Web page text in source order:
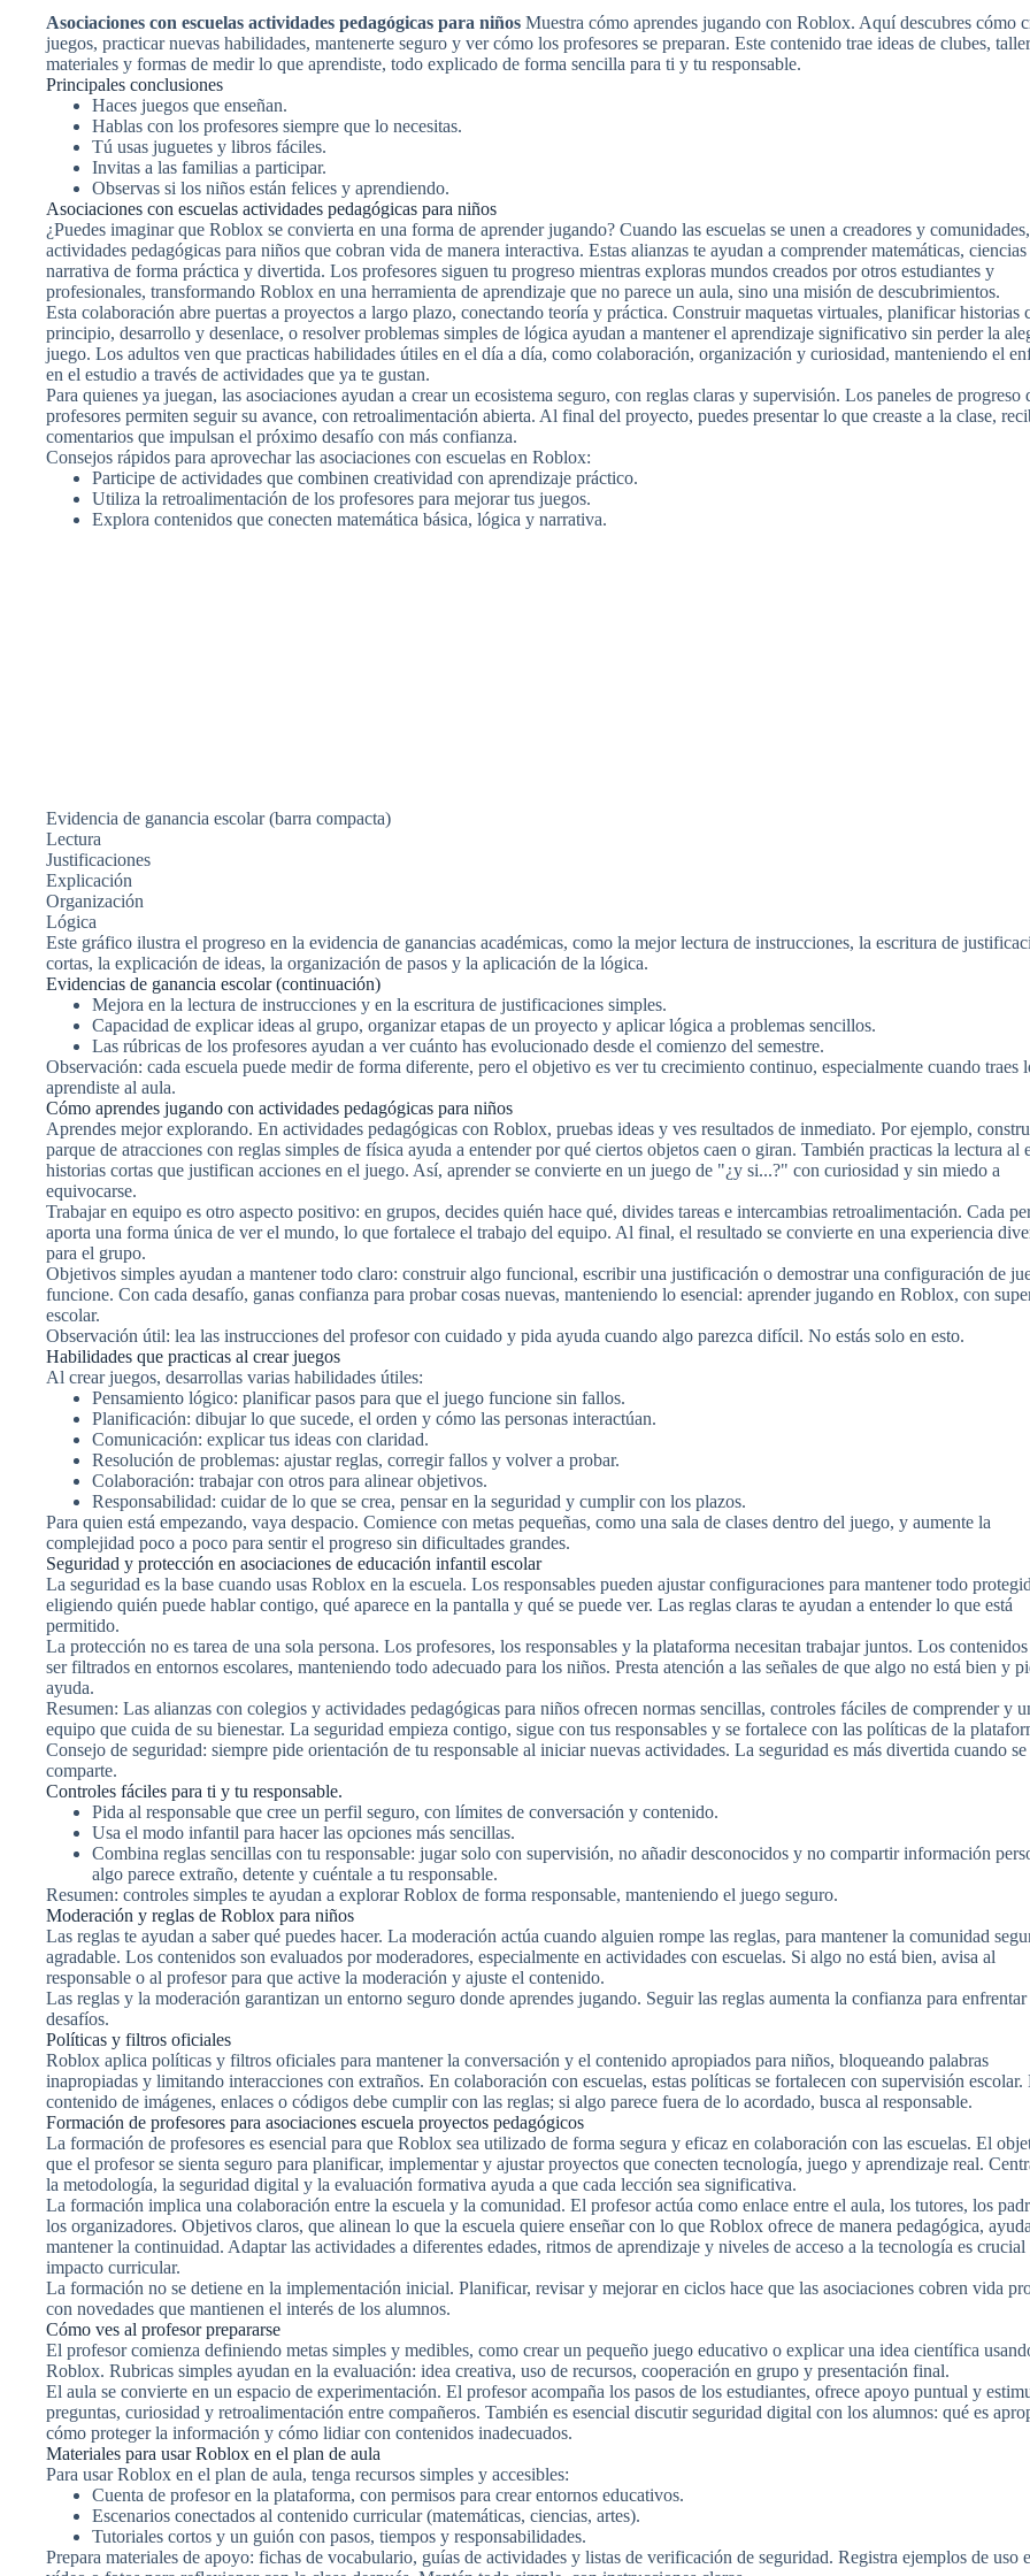
de
Asociaciones con escuelas actividades pedagógicas para niños Muestra cómo aprendes jugando con Roblox. Aquí descubres cómo
juegos, practicar nuevas habilidades, mantenerte seguro y ver cómo los profesores se preparan. Este contenido trae ideas de clubes,
materiales y formas de medir lo que aprendiste, todo explicado de forma sencilla para ti y tu responsable.
Principales conclusiones
Haces juegos que enseñan.
Hablas con los profesores siempre que lo necesitas.
Tú usas juguetes y libros fáciles.
Invitas a las familias a participar.
Observas si los niños están felices y aprendiendo.
Asociaciones con escuelas actividades pedagógicas para niños
¿Puedes imaginar que Roblox se convierta en una forma de aprender jugando? Cuando las escuelas se unen a creadores y
actividades pedagógicas para niños que cobran vida de manera interactiva. Estas alianzas te ayudan a comprender matemáticas,
narrativa de forma práctica y divertida. Los profesores siguen tu progreso mientras exploras mundos creados por otros estudiantes y
profesionales, transformando Roblox en una herramienta de aprendizaje que no parece un aula, sino una misión de descubrimientos.
Esta colaboración abre puertas a proyectos a largo plazo, conectando teoría y práctica. Construir maquetas virtuales, planificar historias
principio, desarrollo y desenlace, o resolver problemas simples de lógica ayudan a mantener el aprendizaje significativo sin perder la
juego. Los adultos ven que practicas habilidades útiles en el día a día, como colaboración, organización y curiosidad, manteniendo el
en el estudio a través de actividades que ya te gustan.
Para quienes ya juegan, las asociaciones ayudan a crear un ecosistema seguro, con reglas claras y supervisión. Los paneles de progreso
profesores permiten seguir su avance, con retroalimentación abierta. Al final del proyecto, puedes presentar lo que creaste a la clase,
comentarios que impulsan el próximo desafío con más confianza.
Consejos rápidos para aprovechar las asociaciones con escuelas en Roblox:
Participe de actividades que combinen creatividad con aprendizaje práctico.
Utiliza la retroalimentación de los profesores para mejorar tus juegos.
Explora contenidos que conecten matemática básica, lógica y narrativa.
Evidencia de ganancia escolar (barra compacta)
Lectura
Justificaciones
Explicación
Organización
Lógica
Este gráfico ilustra el progreso en la evidencia de ganancias académicas, como la mejor lectura de instrucciones, la escritura de
cortas, la explicación de ideas, la organización de pasos y la aplicación de la lógica.
Evidencias de ganancia escolar (continuación)
Mejora en la lectura de instrucciones y en la escritura de justificaciones simples.
Capacidad de explicar ideas al grupo, organizar etapas de un proyecto y aplicar lógica a problemas sencillos.
Las rúbricas de los profesores ayudan a ver cuánto has evolucionado desde el comienzo del semestre.
Observación: cada escuela puede medir de forma diferente, pero el objetivo es ver tu crecimiento continuo, especialmente cuando traes
aprendiste al aula.
Cómo aprendes jugando con actividades pedagógicas para niños
Aprendes mejor explorando. En actividades pedagógicas con Roblox, pruebas ideas y ves resultados de inmediato. Por ejemplo,
parque de atracciones con reglas simples de física ayuda a entender por qué ciertos objetos caen o giran. También practicas la lectura al
historias cortas que justifican acciones en el juego. Así, aprender se convierte en un juego de "¿y si...?" con curiosidad y sin miedo a
equivocarse.
Trabajar en equipo es otro aspecto positivo: en grupos, decides quién hace qué, divides tareas e intercambias retroalimentación. Cada
aporta una forma única de ver el mundo, lo que fortalece el trabajo del equipo. Al final, el resultado se convierte en una experiencia
para el grupo.
Objetivos simples ayudan a mantener todo claro: construir algo funcional, escribir una justificación o demostrar una configuración de
funcione. Con cada desafío, ganas confianza para probar cosas nuevas, manteniendo lo esencial: aprender jugando en Roblox, con
escolar.
Observación útil: lea las instrucciones del profesor con cuidado y pida ayuda cuando algo parezca difícil. No estás solo en esto.
Habilidades que practicas al crear juegos
Al crear juegos, desarrollas varias habilidades útiles:
Pensamiento lógico: planificar pasos para que el juego funcione sin fallos.
Planificación: dibujar lo que sucede, el orden y cómo las personas interactúan.
Comunicación: explicar tus ideas con claridad.
Resolución de problemas: ajustar reglas, corregir fallos y volver a probar.
Colaboración: trabajar con otros para alinear objetivos.
Responsabilidad: cuidar de lo que se crea, pensar en la seguridad y cumplir con los plazos.
Para quien está empezando, vaya despacio. Comience con metas pequeñas, como una sala de clases dentro del juego, y aumente la
complejidad poco a poco para sentir el progreso sin dificultades grandes.
Seguridad y protección en asociaciones de educación infantil escolar
La seguridad es la base cuando usas Roblox en la escuela. Los responsables pueden ajustar configuraciones para mantener todo
eligiendo quién puede hablar contigo, qué aparece en la pantalla y qué se puede ver. Las reglas claras te ayudan a entender lo que está
permitido.
La protección no es tarea de una sola persona. Los profesores, los responsables y la plataforma necesitan trabajar juntos. Los contenidos
ser filtrados en entornos escolares, manteniendo todo adecuado para los niños. Presta atención a las señales de que algo no está bien y
ayuda.
Resumen: Las alianzas con colegios y actividades pedagógicas para niños ofrecen normas sencillas, controles fáciles de comprender y
equipo que cuida de su bienestar. La seguridad empieza contigo, sigue con tus responsables y se fortalece con las políticas de la
Consejo de seguridad: siempre pide orientación de tu responsable al iniciar nuevas actividades. La seguridad es más divertida cuando se
comparte.
Controles fáciles para ti y tu responsable.
Pida al responsable que cree un perfil seguro, con límites de conversación y contenido.
Usa el modo infantil para hacer las opciones más sencillas.
Combina reglas sencillas con tu responsable: jugar solo con supervisión, no añadir desconocidos y no compartir información
algo parece extraño, detente y cuéntale a tu responsable.
Resumen: controles simples te ayudan a explorar Roblox de forma responsable, manteniendo el juego seguro.
Moderación y reglas de Roblox para niños
Las reglas te ayudan a saber qué puedes hacer. La moderación actúa cuando alguien rompe las reglas, para mantener la comunidad
agradable. Los contenidos son evaluados por moderadores, especialmente en actividades con escuelas. Si algo no está bien, avisa al
responsable o al profesor para que active la moderación y ajuste el contenido.
Las reglas y la moderación garantizan un entorno seguro donde aprendes jugando. Seguir las reglas aumenta la confianza para
desafíos.
Políticas y filtros oficiales
Roblox aplica políticas y filtros oficiales para mantener la conversación y el contenido apropiados para niños, bloqueando palabras
inapropiadas y limitando interacciones con extraños. En colaboración con escuelas, estas políticas se fortalecen con supervisión escolar.
contenido de imágenes, enlaces o códigos debe cumplir con las reglas; si algo parece fuera de lo acordado, busca al responsable.
Formación de profesores para asociaciones escuela proyectos pedagógicos
La formación de profesores es esencial para que Roblox sea utilizado de forma segura y eficaz en colaboración con las escuelas. El
que el profesor se sienta seguro para planificar, implementar y ajustar proyectos que conecten tecnología, juego y aprendizaje real.
la metodología, la seguridad digital y la evaluación formativa ayuda a que cada lección sea significativa.
La formación implica una colaboración entre la escuela y la comunidad. El profesor actúa como enlace entre el aula, los tutores, los
los organizadores. Objetivos claros, que alinean lo que la escuela quiere enseñar con lo que Roblox ofrece de manera pedagógica,
mantener la continuidad. Adaptar las actividades a diferentes edades, ritmos de aprendizaje y niveles de acceso a la tecnología es crucial
impacto curricular.
La formación no se detiene en la implementación inicial. Planificar, revisar y mejorar en ciclos hace que las asociaciones cobren vida
con novedades que mantienen el interés de los alumnos.
Cómo ves al profesor prepararse
El profesor comienza definiendo metas simples y medibles, como crear un pequeño juego educativo o explicar una idea científica
Roblox. Rubricas simples ayudan en la evaluación: idea creativa, uso de recursos, cooperación en grupo y presentación final.
El aula se convierte en un espacio de experimentación. El profesor acompaña los pasos de los estudiantes, ofrece apoyo puntual y
preguntas, curiosidad y retroalimentación entre compañeros. También es esencial discutir seguridad digital con los alumnos: qué es
cómo proteger la información y cómo lidiar con contenidos inadecuados.
Materiales para usar Roblox en el plan de aula
Para usar Roblox en el plan de aula, tenga recursos simples y accesibles:
Cuenta de profesor en la plataforma, con permisos para crear entornos educativos.
Escenarios conectados al contenido curricular (matemáticas, ciencias, artes).
Tutoriales cortos y un guión con pasos, tiempos y responsabilidades.
Prepara materiales de apoyo: fichas de vocabulario, guías de actividades y listas de verificación de seguridad. Registra ejemplos de uso